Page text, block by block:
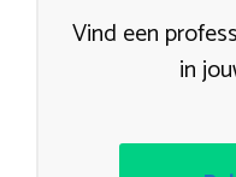
Vind een
in